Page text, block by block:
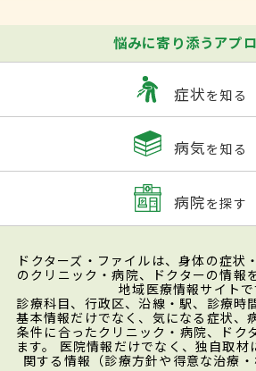
悩みに寄り添うアプ
症状を知る
病気を知る
病院を探す
ドクターズ・ファイルは、身体の症状
のクリニック・病院、ドクターの情報
地域医療情報サイトで
診療科目、行政区、沿線・駅、診療時
基本情報だけでなく、気になる症状、
条件に合ったクリニック・病院、ドク
ます。 医院情報だけでなく、独自取材
関する情報（診療方針や得意な治療・